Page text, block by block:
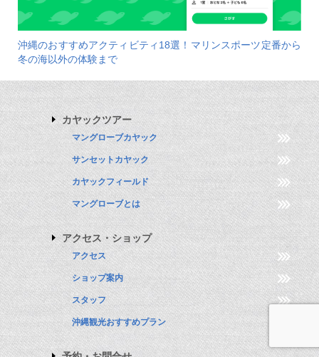
沖縄のおすすめアクティビティ18選！マリンスポーツ定番から
冬の海以外の体験まで
カヤックツアー
マングローブカヤック
サンセットカヤック
カヤックフィールド
マングローブとは
アクセス・ショップ
アクセス
ショップ案内
スタッフ
沖縄観光おすすめプラン